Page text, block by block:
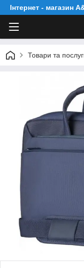
Інтернет - магазин
Товари та